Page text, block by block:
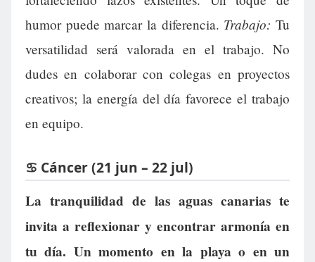
humor puede marcar la diferencia. Trabajo: Tu
versatilidad será valorada en el trabajo. No
dudes en colaborar con colegas en proyectos
creativos; la energía del día favorece el trabajo
en equipo.
♋ Cáncer (21 jun – 22 jul)
La tranquilidad de las aguas canarias te
invita a reflexionar y encontrar armonía en
tu día. Un momento en la playa o en un